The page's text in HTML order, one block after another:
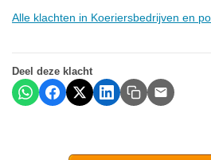
Alle klachten in Koeriersbedrijven en
Deel deze klacht